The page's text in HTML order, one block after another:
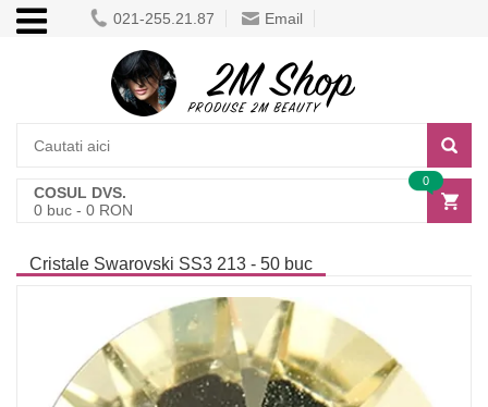
021-255.21.87 Email
COSUL DVS.
0 buc - 0 RON
0
Cristale Swarovski SS3 213 - 50 buc